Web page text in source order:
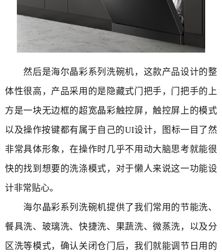
然后是海尔晶彩系列洗碗机，这款产品设计的整
体性很高，产品采用的是隐藏式门把手，门把手的上
方是一块无边框的超宽晶彩触控屏，触控屏上的模式
以及操作按键都有属于自己的UI设计，图标一目了然
非常具体形象，在操作时几乎不用动大脑思考就能很
快的找到想要的洗涤模式，对于懒人来说这一功能设
计非常贴心。
海尔晶彩系列洗碗机提供了我们常用的节能洗、
餐具洗、玻璃洗、快捷洗、果蔬洗、微蒸洗，以及分
区洗等模式，确认关闭仓门后，我们就能调节日用的